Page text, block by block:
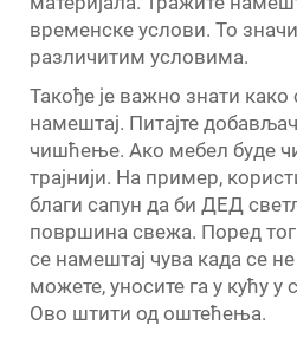
временске услови. То
различитим условима.
Такође је важно знати како
намештај. Питајте
чишћење. Ако мебел буде
трајнији. На пример,
благи сапун да би ДЕД
површина свежа. Поред
се намештај чува када се
можете, уносите га у кућу
Ово штити од оштећења.